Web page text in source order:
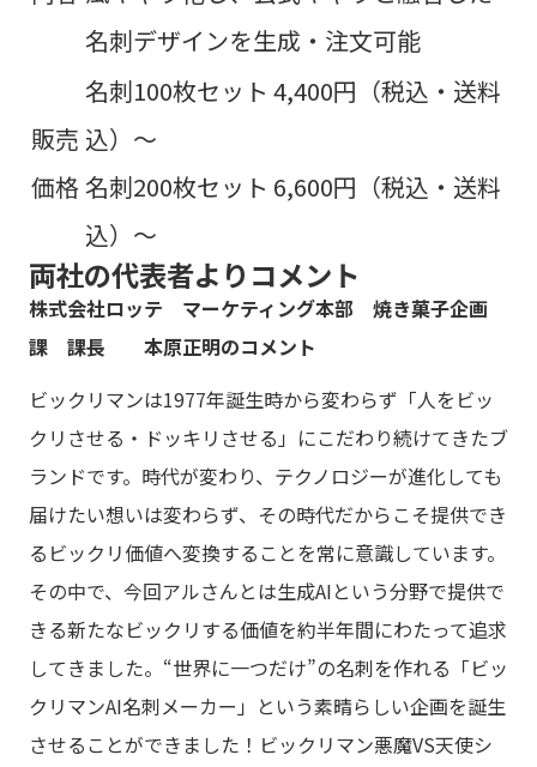
名刺デザインを生成・注文可能
販売
価格
名刺100枚セット 4,400円（税込・送料
込）〜
名刺200枚セット 6,600円（税込・送料
込）〜
両社の代表者よりコメント
株式会社ロッテ マーケティング本部 焼き菓子企画
課 課長 本原正明のコメント
ビックリマンは1977年誕生時から変わらず「人をビッ
クリさせる・ドッキリさせる」にこだわり続けてきたブ
ランドです。時代が変わり、テクノロジーが進化しても
届けたい想いは変わらず、その時代だからこそ提供でき
るビックリ価値へ変換することを常に意識しています。
その中で、今回アルさんとは生成AIという分野で提供で
きる新たなビックリする価値を約半年間にわたって追求
してきました。“世界に一つだけ”の名刺を作れる「ビッ
クリマンAI名刺メーカー」という素晴らしい企画を誕生
させることができました！ビックリマン悪魔VS天使シ